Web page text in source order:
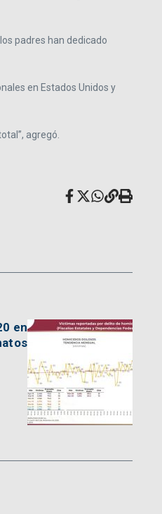
padres han dedicado
en Estados Unidos y
agregó.
en